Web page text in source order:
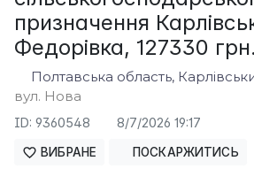
призначення
Федорівка, 127330 грн.
Полтавська область,
вул. Нова
ID: 9360548 8/7/2026 19:17
ВИБРАНЕ ПОСКАРЖИТИСЬ